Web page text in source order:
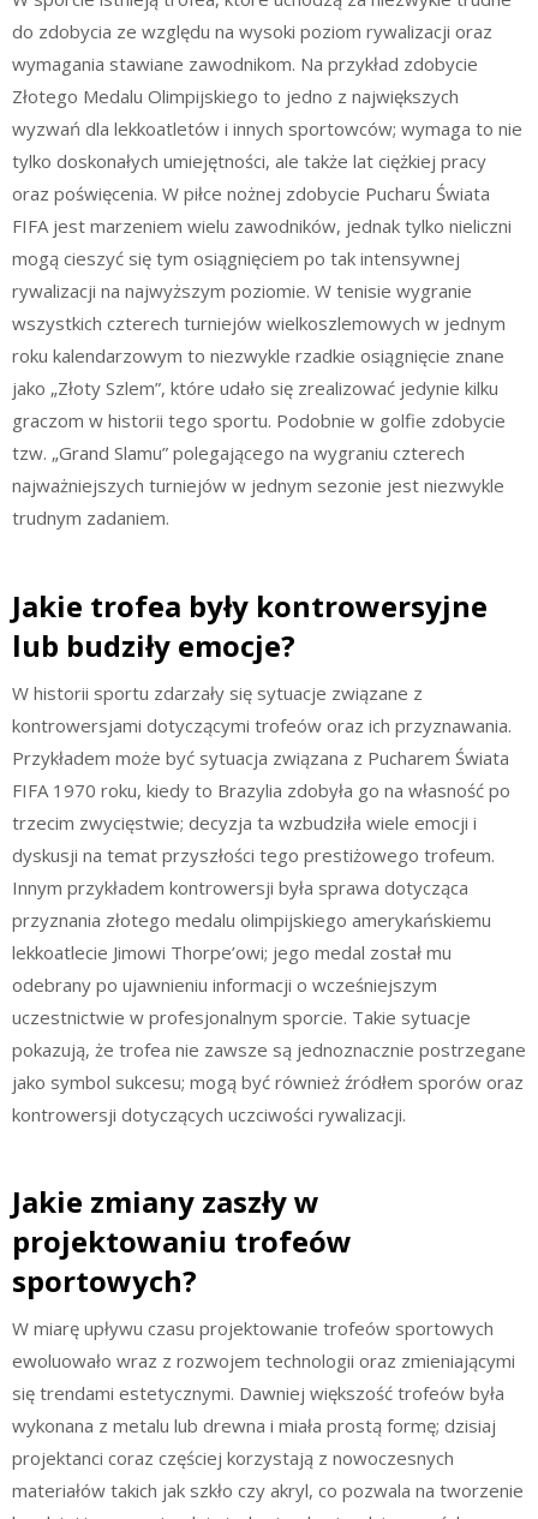
do zdobycia ze względu na wysoki poziom rywalizacji oraz
wymagania stawiane zawodnikom. Na przykład zdobycie
Złotego Medalu Olimpijskiego to jedno z największych
wyzwań dla lekkoatletów i innych sportowców; wymaga to nie
tylko doskonałych umiejętności, ale także lat ciężkiej pracy
oraz poświęcenia. W piłce nożnej zdobycie Pucharu Świata
FIFA jest marzeniem wielu zawodników, jednak tylko nieliczni
mogą cieszyć się tym osiągnięciem po tak intensywnej
rywalizacji na najwyższym poziomie. W tenisie wygranie
wszystkich czterech turniejów wielkoszlemowych w jednym
roku kalendarzowym to niezwykle rzadkie osiągnięcie znane
jako „Złoty Szlem”, które udało się zrealizować jedynie kilku
graczom w historii tego sportu. Podobnie w golfie zdobycie
tzw. „Grand Slamu” polegającego na wygraniu czterech
najważniejszych turniejów w jednym sezonie jest niezwykle
trudnym zadaniem.
Jakie trofea były kontrowersyjne
lub budziły emocje?
W historii sportu zdarzały się sytuacje związane z
kontrowersjami dotyczącymi trofeów oraz ich przyznawania.
Przykładem może być sytuacja związana z Pucharem Świata
FIFA 1970 roku, kiedy to Brazylia zdobyła go na własność po
trzecim zwycięstwie; decyzja ta wzbudziła wiele emocji i
dyskusji na temat przyszłości tego prestiżowego trofeum.
Innym przykładem kontrowersji była sprawa dotycząca
przyznania złotego medalu olimpijskiego amerykańskiemu
lekkoatlecie Jimowi Thorpe’owi; jego medal został mu
odebrany po ujawnieniu informacji o wcześniejszym
uczestnictwie w profesjonalnym sporcie. Takie sytuacje
pokazują, że trofea nie zawsze są jednoznacznie postrzegane
jako symbol sukcesu; mogą być również źródłem sporów oraz
kontrowersji dotyczących uczciwości rywalizacji.
Jakie zmiany zaszły w
projektowaniu trofeów
sportowych?
W miarę upływu czasu projektowanie trofeów sportowych
ewoluowało wraz z rozwojem technologii oraz zmieniającymi
się trendami estetycznymi. Dawniej większość trofeów była
wykonana z metalu lub drewna i miała prostą formę; dzisiaj
projektanci coraz częściej korzystają z nowoczesnych
materiałów takich jak szkło czy akryl, co pozwala na tworzenie